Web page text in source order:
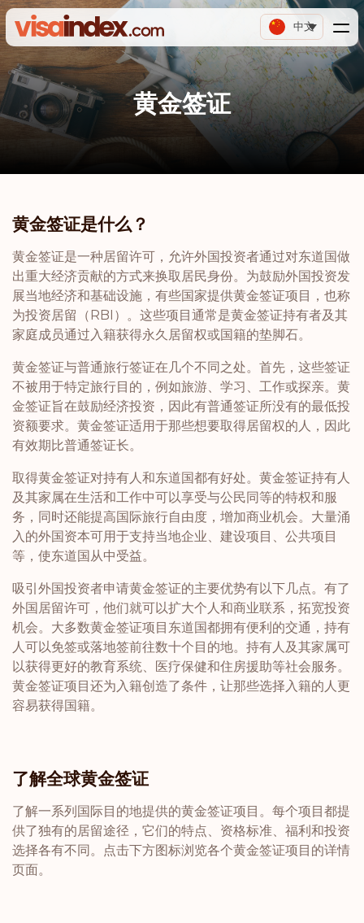
中文
黄金签证
黄金签证是什么？
黄金签证是一种居留许可，允许外国投资者通过对东道国做
出重大经济贡献的方式来换取居民身份。为鼓励外国投资发
展当地经济和基础设施，有些国家提供黄金签证项目，也称
为投资居留（RBI）。这些项目通常是黄金签证持有者及其
家庭成员通过入籍获得永久居留权或国籍的垫脚石。
黄金签证与普通旅行签证在几个不同之处。首先，这些签证
不被用于特定旅行目的，例如旅游、学习、工作或探亲。黄
金签证旨在鼓励经济投资，因此有普通签证所没有的最低投
资额要求。黄金签证适用于那些想要取得居留权的人，因此
有效期比普通签证长。
取得黄金签证对持有人和东道国都有好处。黄金签证持有人
及其家属在生活和工作中可以享受与公民同等的特权和服
务，同时还能提高国际旅行自由度，增加商业机会。大量涌
入的外国资本可用于支持当地企业、建设项目、公共项目
等，使东道国从中受益。
吸引外国投资者申请黄金签证的主要优势有以下几点。有了
外国居留许可，他们就可以扩大个人和商业联系，拓宽投资
机会。大多数黄金签证项目东道国都拥有便利的交通，持有
人可以免签或落地签前往数十个目的地。持有人及其家属可
以获得更好的教育系统、医疗保健和住房援助等社会服务。
黄金签证项目还为入籍创造了条件，让那些选择入籍的人更
容易获得国籍。
了解全球黄金签证
了解一系列国际目的地提供的黄金签证项目。每个项目都提
供了独有的居留途径，它们的特点、资格标准、福利和投资
选择各有不同。点击下方图标浏览各个黄金签证项目的详情
页面。